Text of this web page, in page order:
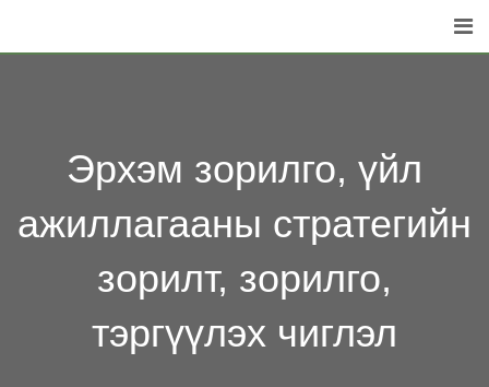
Эрхэм зорилго, үйл
ажиллагааны стратегийн
зорилт, зорилго,
тэргүүлэх чиглэл